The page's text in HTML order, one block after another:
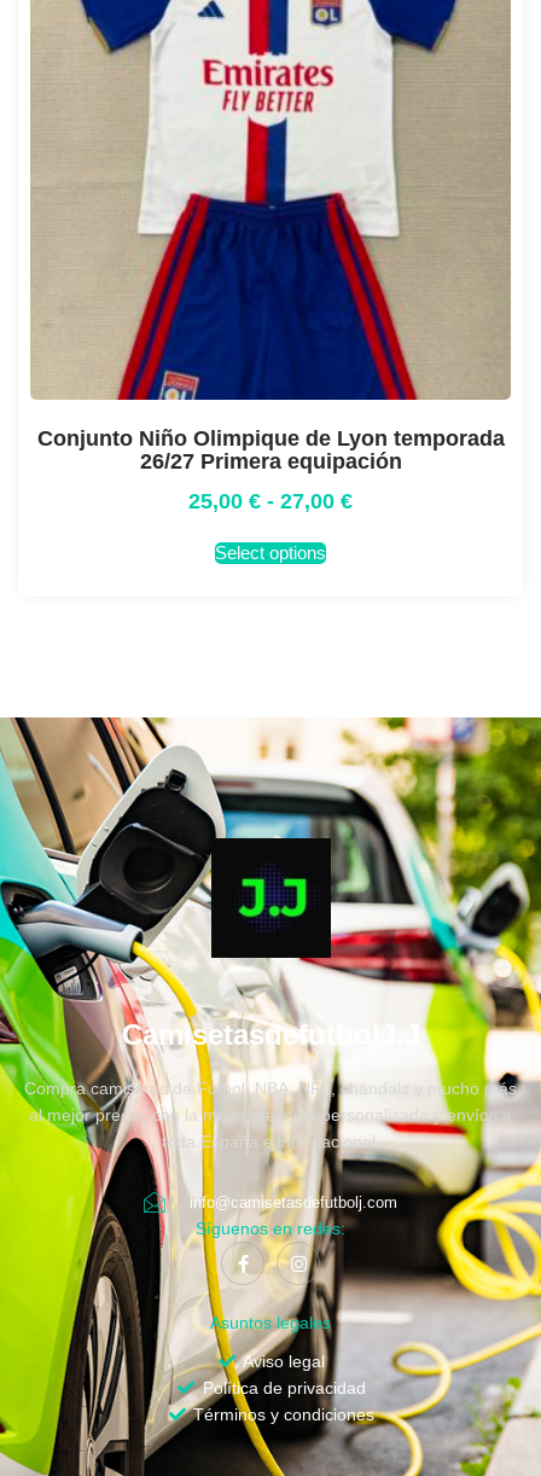
Conjunto Niño Olimpique de Lyon temporada
26/27 Primera equipación
25,00 € - 27,00 €
Select options
CamisetasdefutbolJ.J
Compra camisetas de Fútbol, NBA, NFL, chandals y mucho más
al mejor precio, con la mejor atención personalizada y envíos a
toda España e internacional.
info@camisetasdefutbolj.com
Síguenos en redes:
Asuntos legales
Aviso legal
Política de privacidad
Términos y condiciones